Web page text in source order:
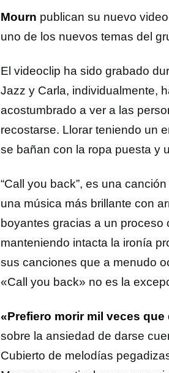
Mourn publican su nuevo
uno de los nuevos temas del
El videoclip ha sido grabado
Jazz y Carla, individualmente,
acostumbrado a ver a las
recostarse. Llorar teniendo un
se bañan con la ropa puesta y
“Call you back”, es una
una música más brillante con
boyantes gracias a un
manteniendo intacta la ironía
sus canciones que a menudo
«Call you back» no es la
«Prefiero morir mil veces
sobre la ansiedad de darse
Cubierto de melodías